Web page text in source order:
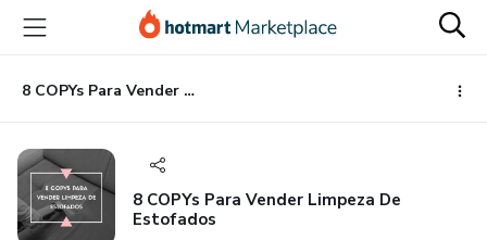
para
conteúdo
principal
para
pagamento
para
rodapé
8 COPYs Para Vender Limpeza De Estofados
8 COPYs Para Vender Limpeza De
Estofados